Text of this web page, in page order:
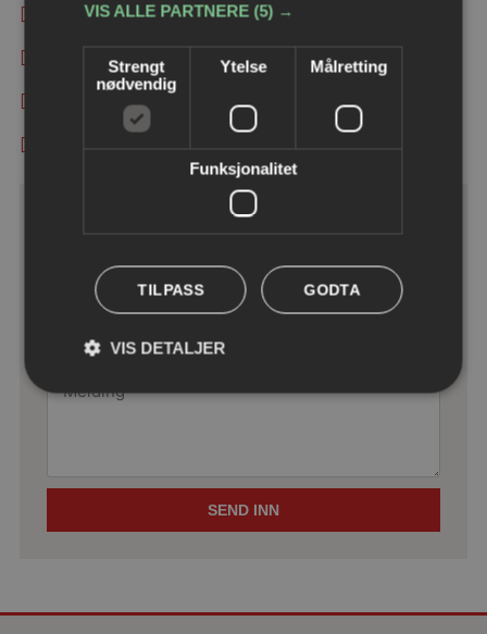
Adolph Tidemands gate 51, 2000 Lillestrøm
post@hvaminvest.no
63 80 17 60
SEND INN
VIS ALLE PARTNERE (5) →
Strengt
nødvendig
Ytelse Målretting
Funksjonalitet
GODTA
TILPASS
VIS DETALJER